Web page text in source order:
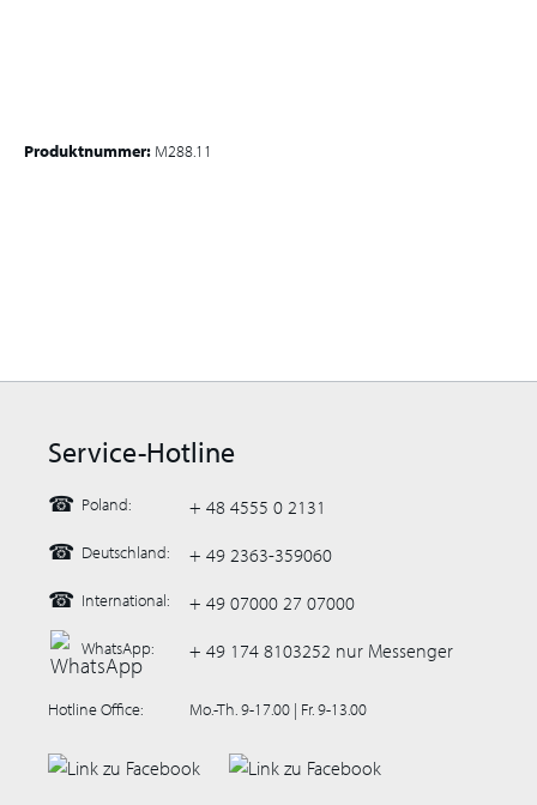
Produktnummer: M288.11
Service-Hotline
☎ Poland: + 48 4555 0 2131
☎ Deutschland: + 49 2363-359060
☎ International: + 49 07000 27 07000
WhatsApp: + 49 174 8103252 nur Messenger
Hotline Office: Mo.-Th. 9-17.00 | Fr. 9-13.00